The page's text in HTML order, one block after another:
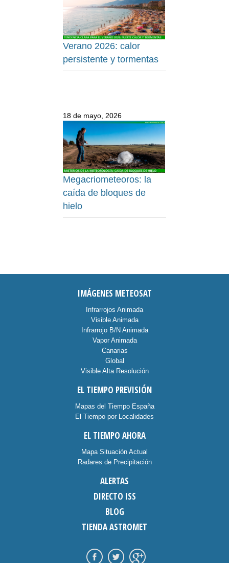
Verano 2026: calor
persistente y tormentas
18 de mayo, 2026
Megacriometeoros: la
caída de bloques de
hielo
IMÁGENES METEOSAT
Infrarrojos Animada
Visible Animada
Infrarrojo B/N Animada
Vapor Animada
Canarias
Global
Visible Alta Resolución
EL TIEMPO PREVISIÓN
Mapas del Tiempo España
El Tiempo por Localidades
EL TIEMPO AHORA
Mapa Situación Actual
Radares de Precipitación
ALERTAS
DIRECTO ISS
BLOG
TIENDA ASTROMET